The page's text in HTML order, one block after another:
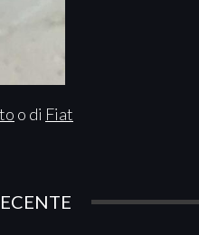
o di Fiat